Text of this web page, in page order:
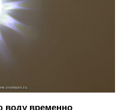
воду временно